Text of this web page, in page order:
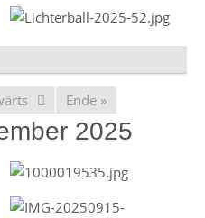
Ende »
2025